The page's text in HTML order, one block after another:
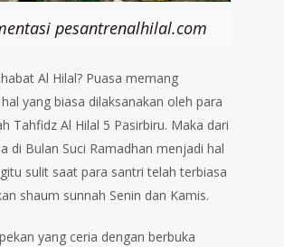
pesantrenalhilal.com
Al Hilal? Puasa memang
yang biasa dilaksanakan oleh para
Tahfidz Al Hilal 5 Pasirbiru. Maka dari
di Bulan Suci Ramadhan menjadi hal
sulit saat para santri telah terbiasa
shaum sunnah Senin dan Kamis.
yang ceria dengan berbuka